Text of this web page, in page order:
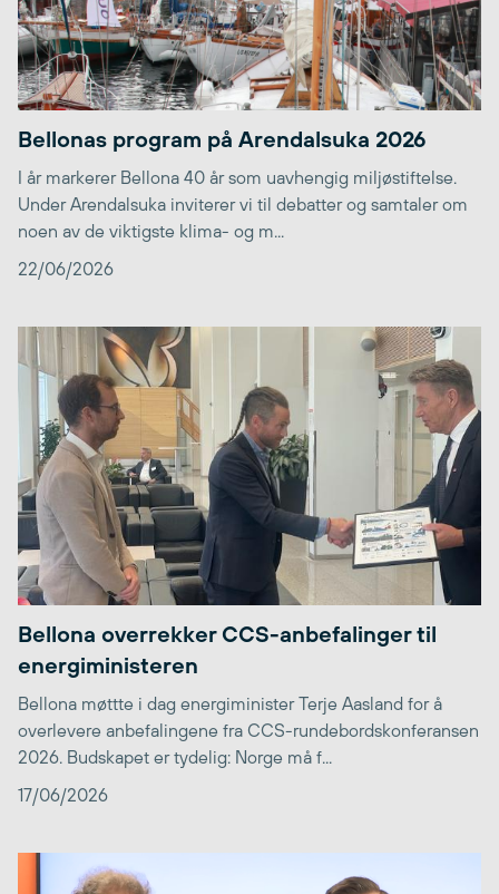
Bellonas program på Arendalsuka 2026
I år markerer Bellona 40 år som uavhengig miljøstiftelse.
Under Arendalsuka inviterer vi til debatter og samtaler om
noen av de viktigste klima- og m...
22/06/2026
Bellona overrekker CCS-anbefalinger til
energiministeren
Bellona møttte i dag energiminister Terje Aasland for å
overlevere anbefalingene fra CCS-rundebordskonferansen
2026. Budskapet er tydelig: Norge må f...
17/06/2026